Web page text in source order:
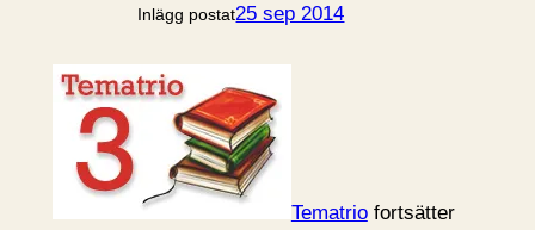
Inlägg postat25 sep 2014
Tematriofortsätter